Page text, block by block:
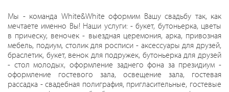
Мы - команда White&White оформим Вашу свадьбу так, как
мечтаете именно Вы! Наши услуги: - букет, бутоньерка, цветы
в прическу, веночек - выездная церемония, арка, привозная
мебель, подиум, столик для росписи - аксессуары для друзей,
браслетик, букет, венок для подружек, бутоньерка для друзей
- стол молодых, оформление заднего фона за президиум -
оформление гостевого зала, освещение зала, гостевая
рассадка - свадебная полиграфия, пригласительные, гостевые